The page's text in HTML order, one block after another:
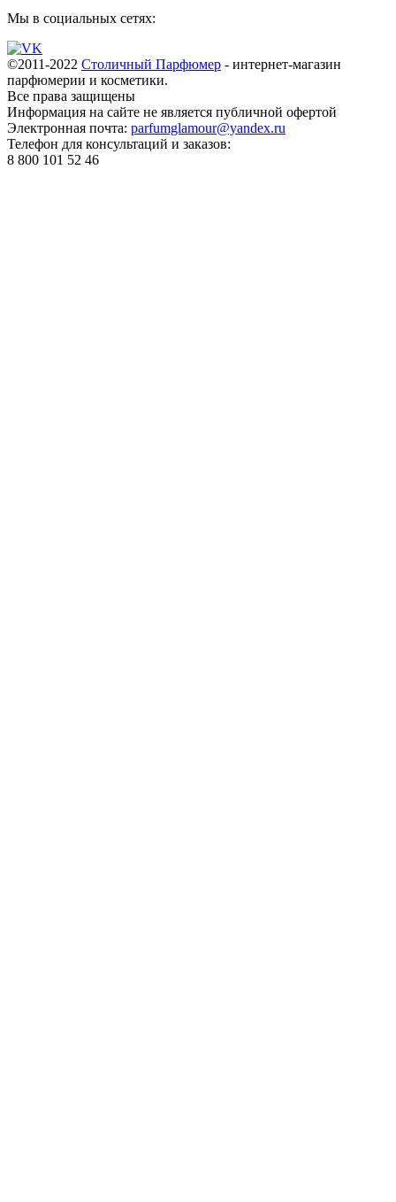
Мы в социальных сетях:
©2011-2022 Столичный Парфюмер - интернет-магазин
парфюмерии и косметики.
Все права защищены
Информация на сайте не является публичной офертой
Электронная почта: parfumglamour@yandex.ru
Телефон для консультаций и заказов:
8 800 101 52 46